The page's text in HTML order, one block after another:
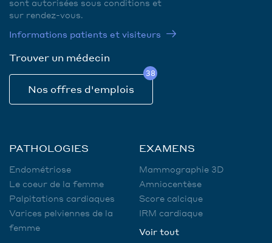
sont autorisées sous conditions et
sur rendez-vous.
Informations patients et visiteurs
Trouver un médecin
Nos offres d'emplois
38
PATHOLOGIES
Endométriose
Le coeur de la femme
Palpitations cardiaques
Varices pelviennes de la
femme
EXAMENS
Mammographie 3D
Amniocentèse
Score calcique
IRM cardiaque
Voir tout